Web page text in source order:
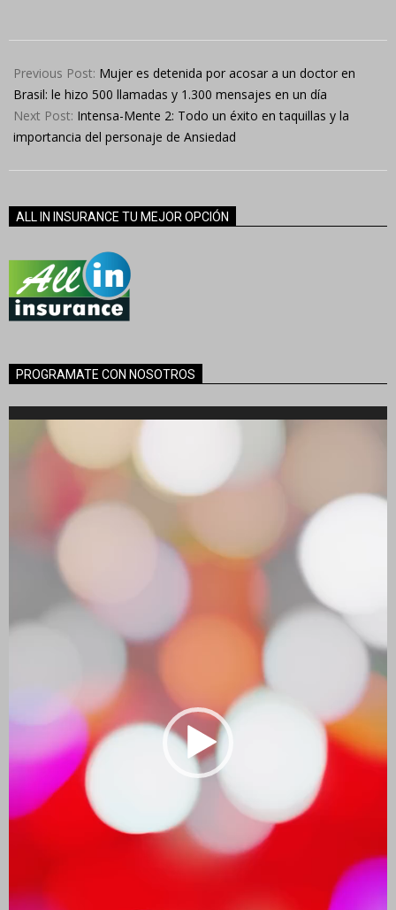
06-
14
Previous Post: Mujer es detenida por acosar a un doctor en
Brasil: le hizo 500 llamadas y 1.300 mensajes en un día
Next Post: Intensa-Mente 2: Todo un éxito en taquillas y la
importancia del personaje de Ansiedad
ALL IN INSURANCE TU MEJOR OPCIÓN
PROGRAMATE CON NOSOTROS
Reproductor